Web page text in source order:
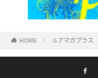
HOME ルアマガプラス